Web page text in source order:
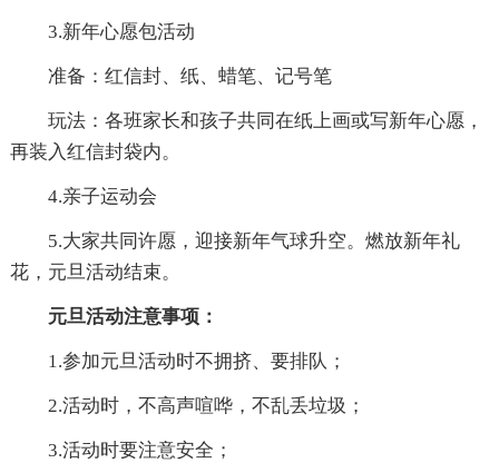
3.新年心愿包活动
准备：红信封、纸、蜡笔、记号笔
玩法：各班家长和孩子共同在纸上画或写新年心愿，
再装入红信封袋内。
4.亲子运动会
5.大家共同许愿，迎接新年气球升空。燃放新年礼
花，元旦活动结束。
元旦活动注意事项：
1.参加元旦活动时不拥挤、要排队；
2.活动时，不高声喧哗，不乱丢垃圾；
3.活动时要注意安全；